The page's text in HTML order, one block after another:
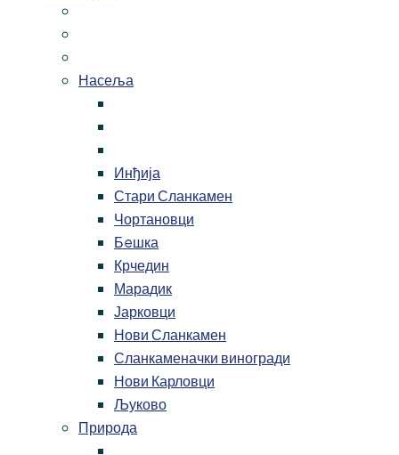
Насеља
Инђија
Стари Сланкамен
Чортановци
Бeшка
Крчедин
Марадик
Јарковци
Нови Сланкамен
Сланкаменачки виногради
Нови Карловци
Љуково
Природа